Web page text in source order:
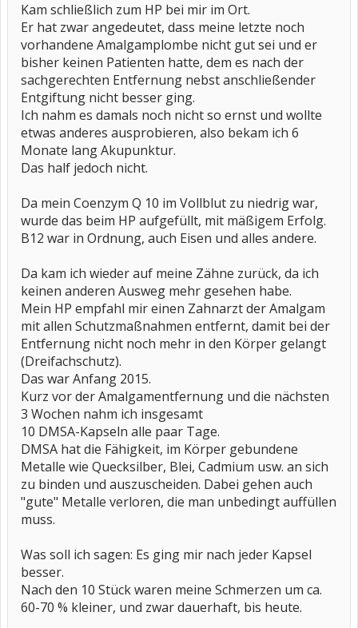
Kam schließlich zum HP bei mir im Ort.
Er hat zwar angedeutet, dass meine letzte noch
vorhandene Amalgamplombe nicht gut sei und er
bisher keinen Patienten hatte, dem es nach der
sachgerechten Entfernung nebst anschließender
Entgiftung nicht besser ging.
Ich nahm es damals noch nicht so ernst und wollte
etwas anderes ausprobieren, also bekam ich 6
Monate lang Akupunktur.
Das half jedoch nicht.
Da mein Coenzym Q 10 im Vollblut zu niedrig war,
wurde das beim HP aufgefüllt, mit mäßigem Erfolg.
B12 war in Ordnung, auch Eisen und alles andere.
Da kam ich wieder auf meine Zähne zurück, da ich
keinen anderen Ausweg mehr gesehen habe.
Mein HP empfahl mir einen Zahnarzt der Amalgam
mit allen Schutzmaßnahmen entfernt, damit bei der
Entfernung nicht noch mehr in den Körper gelangt
(Dreifachschutz).
Das war Anfang 2015.
Kurz vor der Amalgamentfernung und die nächsten
3 Wochen nahm ich insgesamt
10 DMSA-Kapseln alle paar Tage.
DMSA hat die Fähigkeit, im Körper gebundene
Metalle wie Quecksilber, Blei, Cadmium usw. an sich
zu binden und auszuscheiden. Dabei gehen auch
"gute" Metalle verloren, die man unbedingt auffüllen
muss.
Was soll ich sagen: Es ging mir nach jeder Kapsel
besser.
Nach den 10 Stück waren meine Schmerzen um ca.
60-70 % kleiner, und zwar dauerhaft, bis heute.